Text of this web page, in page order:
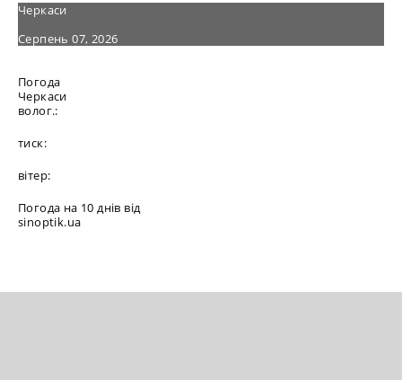
Черкаси
Серпень 07, 2026
Погода
Черкаси
волог.:
тиск:
вітер:
Погода на 10 днів від
sinoptik.ua